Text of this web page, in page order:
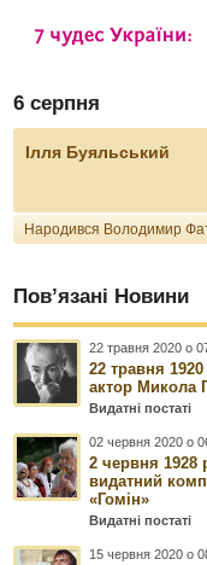
6 серпня
Ілля Буяльський
Народився Володимир
Пов’язані Новини
22 травня 2020 о
22 травня
актор Микола
Видатні постаті
02 червня 2020 о
2 червня
видатний
«Гомін»
Видатні постаті
15 червня 2020 о